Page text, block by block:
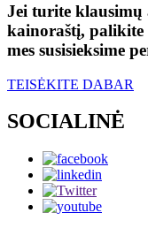
Jei turite klausimų
kainoraštį, palikite
mes susisieksime
TEISĖKITE DABAR
SOCIALINĖ